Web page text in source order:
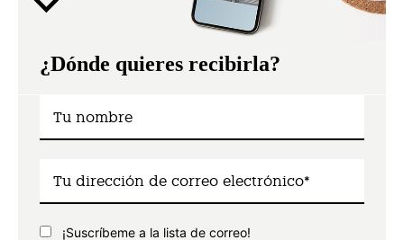
¿Dónde quieres recibirla?
¡Suscríbeme a la lista de correo!